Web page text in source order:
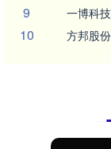
9 一博科技
10 方邦股份